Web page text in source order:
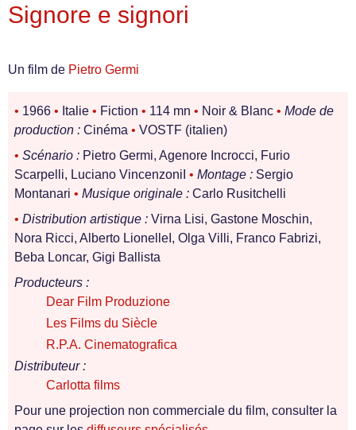
Signore e signori
Un film de Pietro Germi
• 1966 • Italie • Fiction • 114 mn • Noir & Blanc • Mode de
production : Cinéma • VOSTF (italien)
• Scénario : Pietro Germi, Agenore Incrocci, Furio
Scarpelli, Luciano VincenzoniI • Montage : Sergio
Montanari • Musique originale : Carlo Rusitchelli
• Distribution artistique : Virna Lisi, Gastone Moschin,
Nora Ricci, Alberto LionelleI, Olga Villi, Franco Fabrizi,
Beba Loncar, Gigi Ballista
Producteurs :
Dear Film Produzione
Les Films du Siècle
R.P.A. Cinematografica
Distributeur :
Carlotta films
Pour une projection non commerciale du film, consulter la